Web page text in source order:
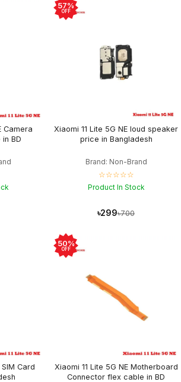
BD
57%
OFF
Xiaomi 11 Lite 5G NE loud speaker
price in Bangladesh
Brand: Non-Brand
☆☆☆☆☆
Product In Stock
৳299৳700
50%
OFF
Xiaomi 11 Lite 5G NE Motherboard
Connector flex cable in BD